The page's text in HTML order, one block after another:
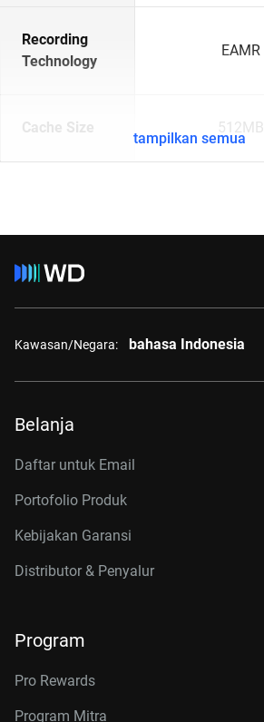
Recording
Technology
EAMR
Cache Size 512MB
tampilkan semua
Kawasan/Negara: bahasa Indonesia
Belanja
Daftar untuk Email
Portofolio Produk
Kebijakan Garansi
Distributor & Penyalur
Program
Pro Rewards
Program Mitra